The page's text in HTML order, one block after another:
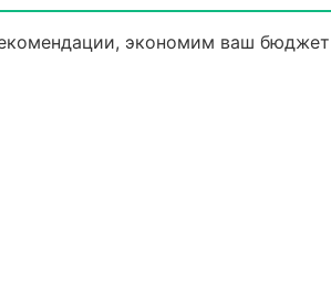
экономим ваш бюджет